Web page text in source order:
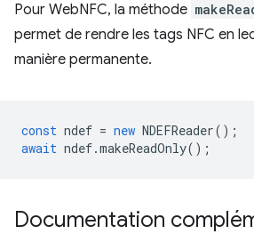
Pour WebNFC, la méthode
permet de rendre les tags NFC en
manière permanente.
const ndef = new NDEFReader();
await ndef.makeReadOnly();
Documentation